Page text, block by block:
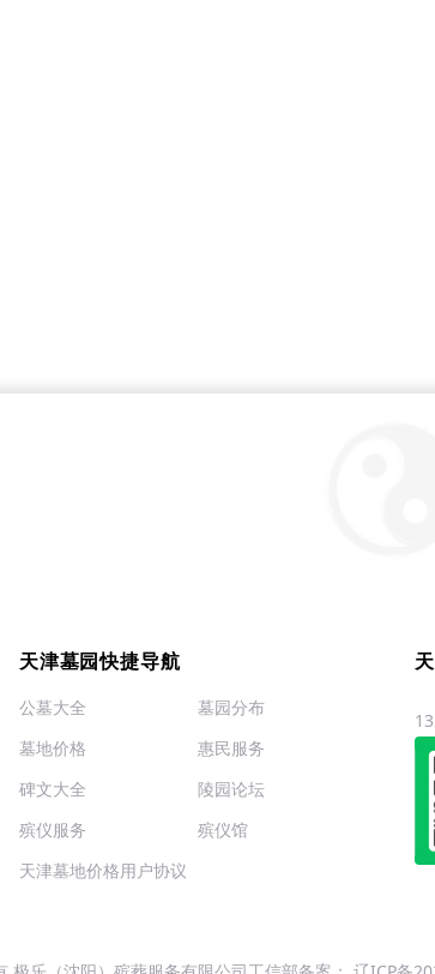
天津墓园快捷导航
公墓大全
墓园分布
墓地价格
惠民服务
碑文大全
陵园论坛
殡仪服务
殡仪馆
天津墓地价格用户协议